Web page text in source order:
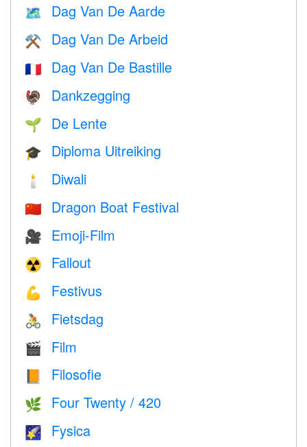
🗺️ Dag Van De Aarde
⚒️ Dag Van De Arbeid
🇫🇷 Dag Van De Bastille
🦃 Dankzegging
🌱 De Lente
🎓 Diploma Uitreiking
🕯 Diwali
🇨🇳 Dragon Boat Festival
🎥 Emoji-Film
☢️ Fallout
💪 Festivus
🚴 Fietsdag
🎬 Film
📙 Filosofie
🌿 Four Twenty / 420
🌠 Fysica